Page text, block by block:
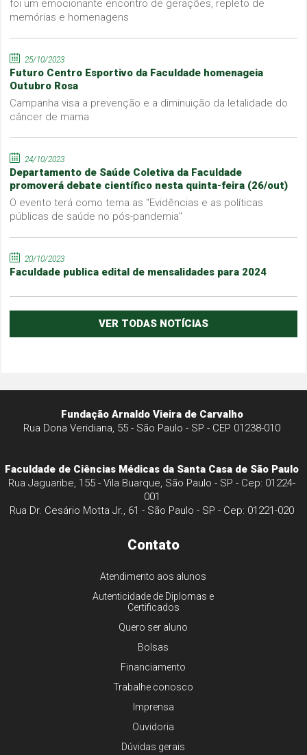
foi um emocionante encontro de gerações, repleto de
memórias e homenagens
25/10/2023
Futuro Centro Esportivo da Faculdade homenageia
Outubro Rosa
Campanha visa a prevenção e a diminuição da letalidade do
câncer de mama
24/10/2023
Departamento de Saúde Coletiva da Faculdade
promoverá debate científico nesta quinta-feira (26/out)
O evento terá como tema as "Evidências e as políticas
públicas de saúde no pós-pandemia"
20/10/2023
Faculdade publica edital de mensalidades para 2024
VER TODAS NOTÍCIAS
Fundação Arnaldo Vieira de Carvalho
Rua Dona Veridiana, 55 - São Paulo - SP - CEP 01238-010
Faculdade de Ciências Médicas da Santa Casa de São Paulo
Rua Jaguaribe, 155 - Vila Buarque, São Paulo - SP - Cep: 01224-
001
Rua Dr. Cesário Motta Jr., 61 - São Paulo - SP - Cep: 01221-020
Contato
Atendimento aos alunos
Autenticidade de Diplomas e
Certificados
Quero ser aluno
Bolsas
Financiamento
Trabalhe conosco
Imprensa
Ouvidoria
Dúvidas gerais